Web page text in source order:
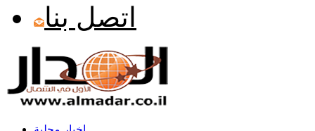
اتصل بنا